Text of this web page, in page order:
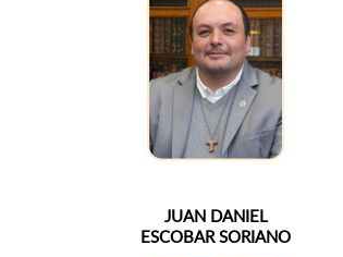
JUAN DANIEL
ESCOBAR SORIANO